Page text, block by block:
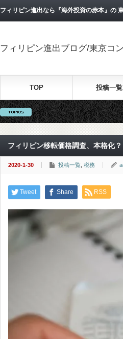
フィリピン進出なら『海外投資の赤本』の
フィリピン進出ブログ/東京コ
TOP 投稿一覧
フィリピン移転価格調査、本格化？
2020-1-30 投稿一覧 税務
Tweet Share RSS